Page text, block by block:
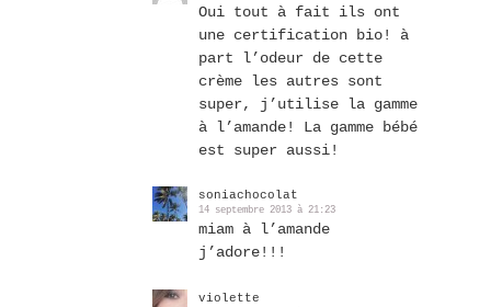
Oui tout à fait ils ont
une certification bio! à
part l’odeur de cette
crème les autres sont
super, j’utilise la gamme
à l’amande! La gamme bébé
est super aussi!
soniachocolat
14 septembre 2013 à 21:23
miam à l’amande
j’adore!!!
violette